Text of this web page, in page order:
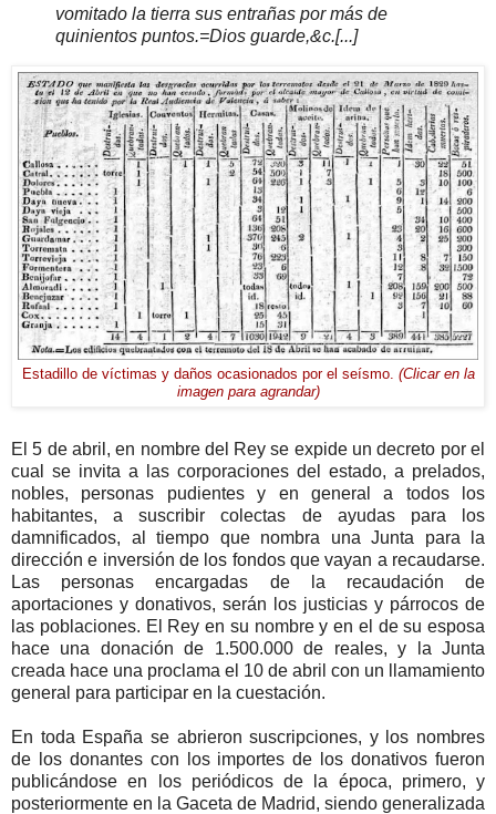
vomitado la tierra sus entrañas por más de
quinientos puntos.=Dios guarde,&c.[...]
Estadillo de víctimas y daños ocasionados por el seísmo. (Clicar en la
imagen para agrandar)
El 5 de abril, en nombre del Rey se expide un decreto por el
cual se invita a las corporaciones del estado, a prelados,
nobles, personas pudientes y en general a todos los
habitantes, a suscribir colectas de ayudas para los
damnificados, al tiempo que nombra una Junta para la
dirección e inversión de los fondos que vayan a recaudarse.
Las personas encargadas de la recaudación de
aportaciones y donativos, serán los justicias y párrocos de
las poblaciones. El Rey en su nombre y en el de su esposa
hace una donación de 1.500.000 de reales, y la Junta
creada hace una proclama el 10 de abril con un llamamiento
general para participar en la cuestación.
En toda España se abrieron suscripciones, y los nombres
de los donantes con los importes de los donativos fueron
publicándose en los periódicos de la época, primero, y
posteriormente en la Gaceta de Madrid, siendo generalizada